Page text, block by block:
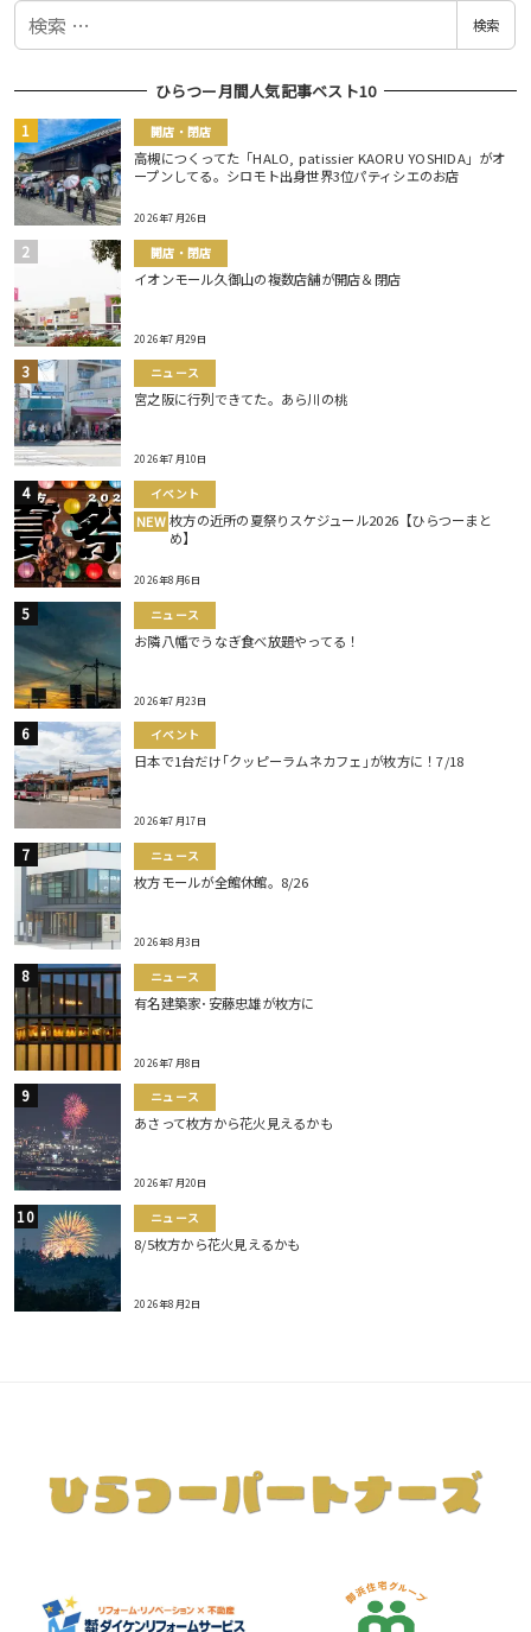
検
検索
ひらつー月間人気記事ベスト10
開店・閉店
高槻につくってた「HALO, patissier KAORU YOSHIDA」がオ
ープンしてる。シロモト出身世界3位パティシエのお店
2026年7月26日
開店・閉店
イオンモール久御山の複数店舗が開店＆閉店
2026年7月29日
ニュース
宮之阪に行列できてた。あら川の桃
2026年7月10日
イベント
NEW 枚方の近所の夏祭りスケジュール2026【ひらつーまと
め】
2026年8月6日
ニュース
お隣八幡でうなぎ食べ放題やってる！
2026年7月23日
イベント
日本で1台だけ｢クッピーラムネカフェ｣が枚方に！7/18
2026年7月17日
ニュース
枚方モールが全館休館。8/26
2026年8月3日
ニュース
有名建築家･安藤忠雄が枚方に
2026年7月8日
ニュース
あさって枚方から花火見えるかも
2026年7月20日
ニュース
8/5枚方から花火見えるかも
2026年8月2日